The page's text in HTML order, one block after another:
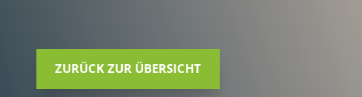
ZURÜCK ZUR ÜBERSICHT